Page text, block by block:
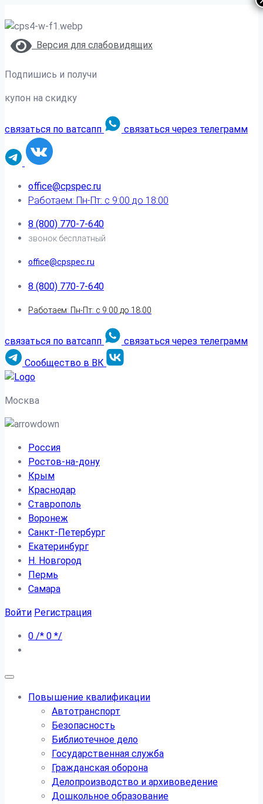
Версия для слабовидящих
Подпишись и получи
купон на скидку
связаться по ватсапп связаться через телеграмм
office@cpspec.ru
Работаем: Пн-Пт: с 9:00 до 18:00
8 (800) 770-7-640
звонок бесплатный
office@cpspec.ru
8 (800) 770-7-640
Работаем: Пн-Пт: с 9:00 до 18:00
связаться по ватсапп
связаться через телеграмм
Сообщество в ВК
Москва
Россия
Ростов-на-дону
Крым
Краснодар
Ставрополь
Воронеж
Санкт-Петербург
Екатеринбург
Н. Новгород
Пермь
Самара
Войти Регистрация
0 /* 0 */
Повышение квалификации
Автотранспорт
Безопасность
Библиотечное дело
Государственная служба
Гражданская оборона
Делопроизводство и архивоведение
Дошкольное образование